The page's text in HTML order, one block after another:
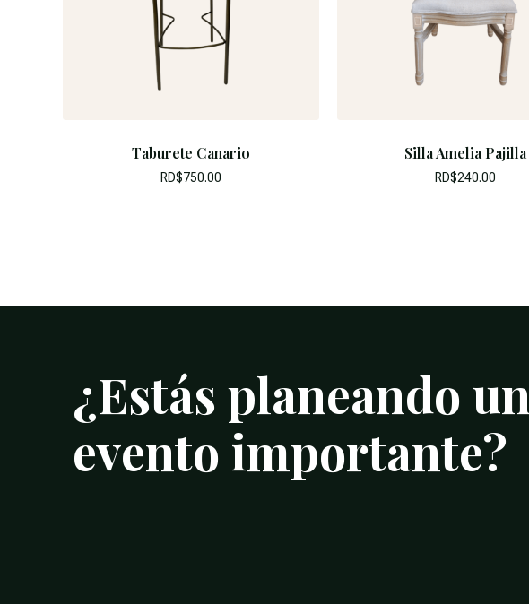
Taburete Canario
RD$750.00
Silla Amelia Pajilla
RD$240.00
¿Estás planeando un
evento importante?